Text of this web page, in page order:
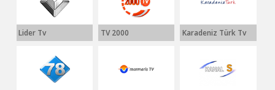
Lider Tv TV 2000 Karadeniz Türk Tv